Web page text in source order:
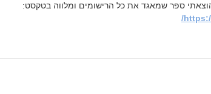
הוצאתי ספר שמאגד את כל הרישומים ומלווה בטקסט: